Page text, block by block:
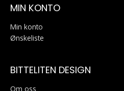
MIN KONTO
Min konto
Ønskeliste
BITTELITEN DESIGN
Om oss